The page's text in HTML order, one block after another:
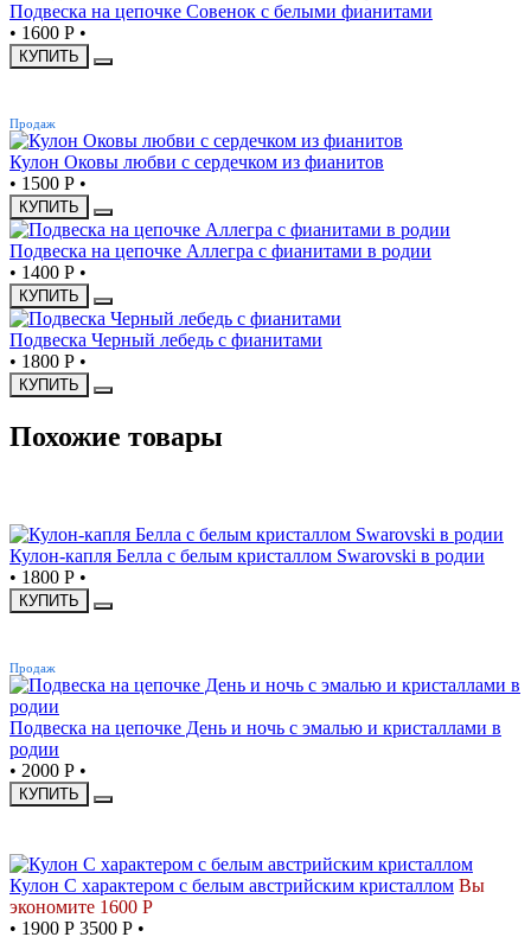
Подвеска на цепочке Совенок с белыми фианитами
• 1600 Р •
КУПИТЬ
Продаж
Кулон Оковы любви с сердечком из фианитов
• 1500 Р •
КУПИТЬ
Подвеска на цепочке Аллегра с фианитами в родии
• 1400 Р •
КУПИТЬ
Подвеска Черный лебедь с фианитами
• 1800 Р •
КУПИТЬ
Похожие товары
Кулон-капля Белла с белым кристаллом Swarovski в родии
• 1800 Р •
КУПИТЬ
Продаж
Подвеска на цепочке День и ночь с эмалью и кристаллами в
родии
• 2000 Р •
КУПИТЬ
Кулон С характером с белым австрийским кристаллом Вы
экономите 1600 Р
• 1900 Р 3500 Р •